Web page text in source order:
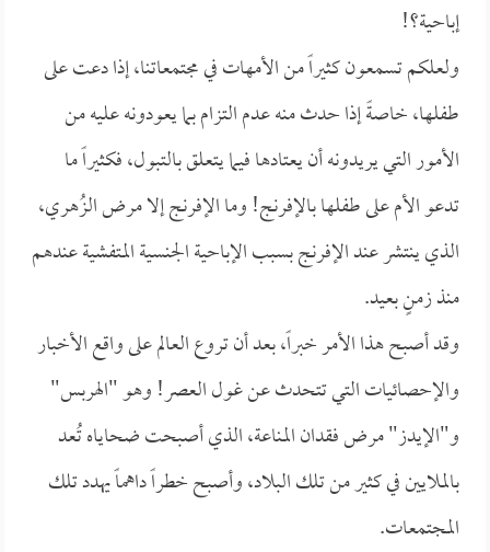
إباحية؟!
ولعلكم تسمعون كثيراً من الأمهات في مجتمعاتنا، إذا دعت على
طفلها، خاصةً إذا حدث منه عدم التزام بما يعودونه عليه من
الأمور التي يريدونه أن يعتادها فيما يتعلق بالتبول، فكثيراً ما
تدعو الأم على طفلها بالإفرنج! وما الإفرنج إلا مرض الزُهري،
الذي ينتشر عند الإفرنج بسبب الإباحية الجنسية المتفشية عندهم
منذ زمنٍ بعيد.
وقد أصبح هذا الأمر خبراً، بعد أن تروع العالم على واقع الأخبار
والإحصائيات التي تتحدث عن غول العصر! وهو "الهربس"
و"الإيدز" مرض فقدان المناعة، الذي أصبحت ضحاياه تُعد
بالملايين في كثير من تلك البلاد، وأصبح خطراً داهماً يهدد تلك
المجتمعات.